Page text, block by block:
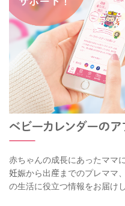
赤ちゃんの成長にあったママ
妊娠から出産までのプレママ
の生活に役立つ情報をお届けし